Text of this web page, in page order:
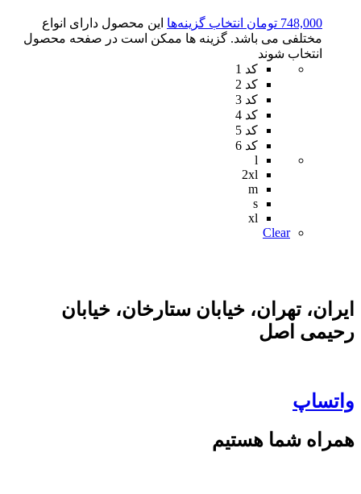
748,000 تومان انتخاب گزینه‌ها این محصول دارای انواع
مختلفی می باشد. گزینه ها ممکن است در صفحه محصول
انتخاب شوند
کد 1
کد 2
کد 3
کد 4
کد 5
کد 6
l
2xl
m
s
xl
Clear
ایران، تهران، خیابان ستارخان، خیابان
رحیمی اصل
واتساپ
همراه شما هستیم